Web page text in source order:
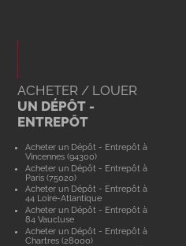
ACHETER / LOUER
UN DÉPÔT -
ENTREPÔT
Acheter un Dépôt - Entrepôt à
Vincennes (94300)
Acheter un Dépôt - Entrepôt à
Paris (75020)
Acheter un Dépôt - Entrepôt à
44 Loire-Atlantique
Acheter un Dépôt - Entrepôt à
84 Vaucluse
Acheter un Dépôt - Entrepôt à
Chartres (28000)